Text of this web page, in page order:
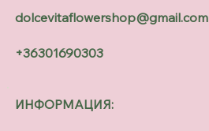
ИНФОРМАЦИЯ:
dolcevitaflowershop@gmail.com
+36301690303